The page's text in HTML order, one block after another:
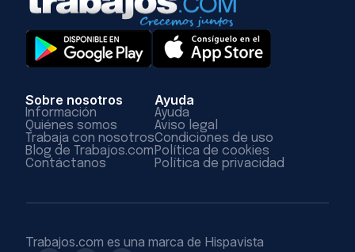
Sobre nosotros
Información
Quiénes somos
Trabaja con nosotros
Blog de Trabajos.com
Contáctanos
Ayuda
Ayuda
Aviso legal
Condiciones de uso
Política de cookies
Política de privacidad
Trabajos.com es una marca de Hispavista